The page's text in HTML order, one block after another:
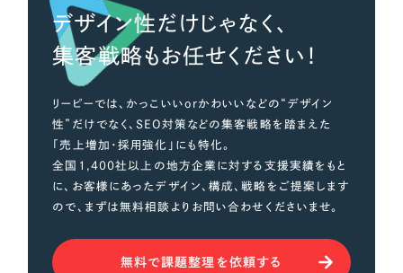
デザイン性だけじゃなく、
集客戦略もお任せください！
リーピーでは、かっこいいorかわいいなどの“デザイン
性”だけでなく、SEO対策などの集客戦略を踏まえた
「売上増加・採用強化」にも特化。
全国1,400社以上の地方企業に対する支援実績をもと
に、お客様にあったデザイン、構成、戦略をご提案します
ので、まずは無料相談よりお問い合わせくださいませ。
無料で課題整理を依頼する